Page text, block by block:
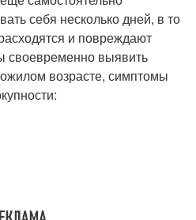
себя несколько дней, в то
и повреждают
своевременно выявить
возрасте, симптомы